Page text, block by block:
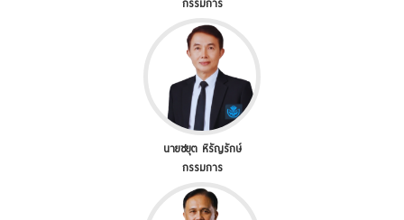
นายชยุต หิรัญรักษ์
กรรมการ